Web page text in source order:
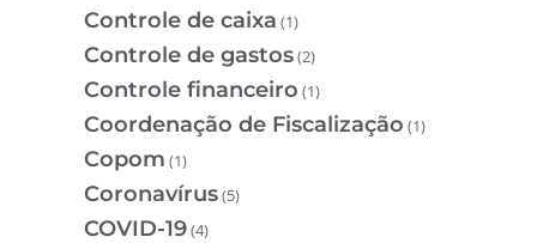
Controle de caixa (1)
Controle de gastos(2)
Controle financeiro (1)
Coordenação de Fiscalização (1)
Copom (1)
Coronavírus(5)
COVID-19(4)